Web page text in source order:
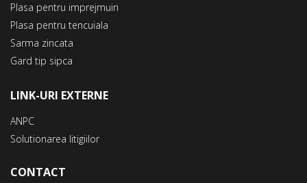
Plasa pentru imprejmuiri
Plasa pentru tencuiala
Sarma zincata
Gard tip sipca
LINK-URI EXTERNE
ANPC
Solutionarea litigiilor
CONTACT